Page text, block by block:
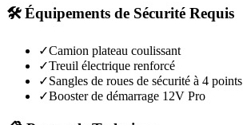
🛠️ Équipements de Sécurité Requis
✓Camion plateau coulissant
✓Treuil électrique renforcé
✓Sangles de roues de sécurité à 4 points
✓Booster de démarrage 12V Pro